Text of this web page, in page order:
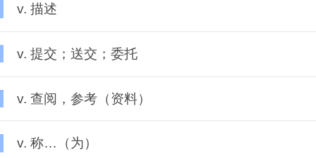
v. 描述
v. 提交；送交；委托
v. 查阅，参考（资料）
v. 称…（为）